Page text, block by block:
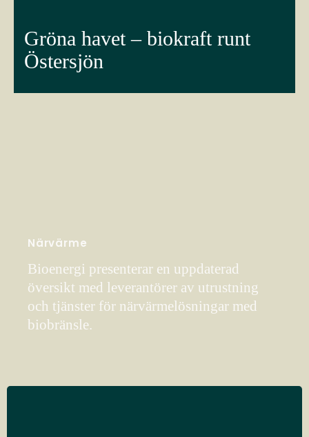
Gröna havet – biokraft runt
Östersjön
Närvärme
Bioenergi presenterar en uppdaterad
översikt med leverantörer av utrustning
och tjänster för närvärmelösningar med
biobränsle.